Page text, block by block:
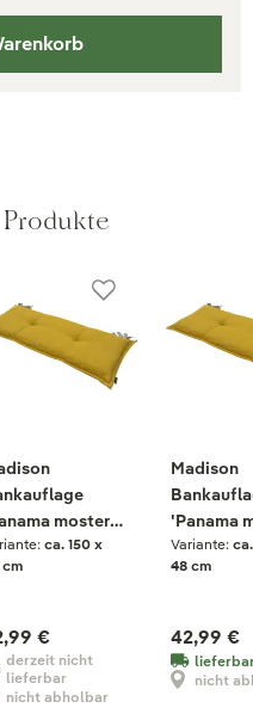
mosterd',
150 x 48 cm
ca. 150 x
€
derzeit nicht
lieferbar
nicht abholbar
Madison
'Panama
ca. 120 x
Variante:
48 cm
42,99 €
nicht